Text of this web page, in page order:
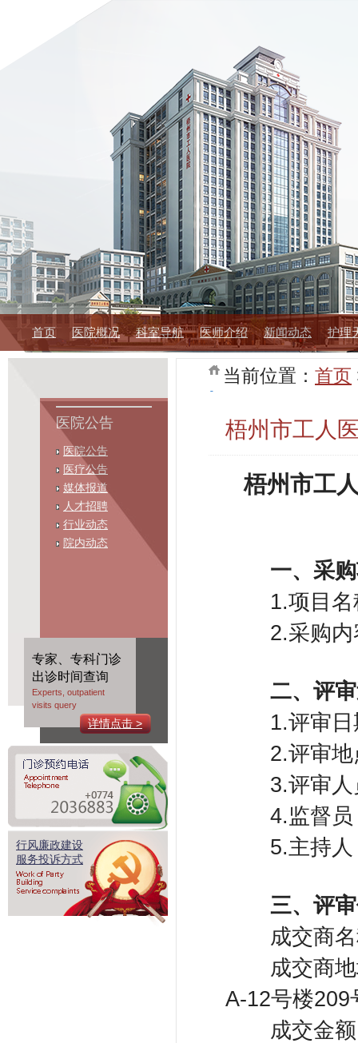
首页 医院概况 科室导航 医师介绍 新闻动态 护理
医院公告
医院公告
医疗公告
媒体报道
人才招聘
行业动态
院内动态
专家、专科门诊
出诊时间查询
Experts, outpatient
visits query
详情点击 >
行风廉政建设
服务投诉方式
当前位置： 首页
梧州市工人
梧州市工
一、采购
1.项目
2.采购
二、 评审
1.评审
2.评审
3.评审
4.监督
5.主持
三、 评审
成交商
成交商
A-12号楼209
成交金